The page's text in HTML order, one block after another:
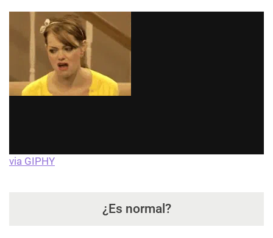
via GIPHY
¿Es normal?